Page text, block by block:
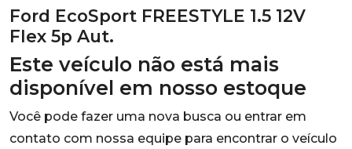
Ford EcoSport FREESTYLE 1.5 12V
Flex 5p Aut.
Este veículo não está mais
disponível em nosso estoque
Você pode fazer uma nova busca ou entrar em
contato com nossa equipe para encontrar o veículo